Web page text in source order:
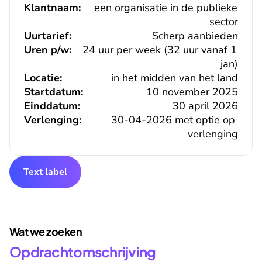
Klantnaam:
een organisatie in de publieke
sector
Uurtarief:
Scherp aanbieden
24 uur per week (32 uur vanaf 1
jan)
Uren p/w:
Locatie:
in het midden van het land
Verlenging:
30-04-2026 met optie op
verlenging
Einddatum: 30 april 2026
Startdatum: 10 november 2025
Text label
Wat we zoeken
Opdrachtomschrijving